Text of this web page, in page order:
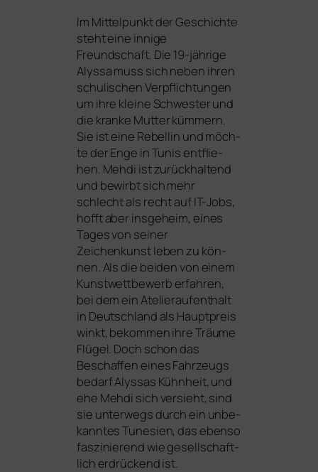
Im Mittelpunkt der Geschichte
steht eine inni­ge
Freundschaft. Die 19-jäh­ri­ge
Alyssa muss sich neben ihren
schu­li­schen Verpflichtungen
um ihre klei­ne Schwester und
die kran­ke Mutter küm­mern.
Sie ist eine Rebellin und möch­
te der Enge in Tunis ent­flie­
hen. Mehdi ist zurück­hal­tend
und bewirbt sich mehr
schlecht als recht auf IT-Jobs,
hofft aber ins­ge­heim, eines
Tages von sei­ner
Zeichenkunst leben zu kön­
nen. Als die bei­den von einem
Kunstwettbewerb erfah­ren,
bei dem ein Atelieraufenthalt
in Deutschland als Hauptpreis
winkt, bekom­men ihre Träume
Flügel. Doch schon das
Beschaffen eines Fahrzeugs
bedarf Alyssas Kühnheit, und
ehe Mehdi sich ver­sieht, sind
sie unter­wegs durch ein unbe­
kann­tes Tunesien, das eben­so
fas­zi­nie­rend wie gesell­schaft­
lich erdrü­ckend ist.